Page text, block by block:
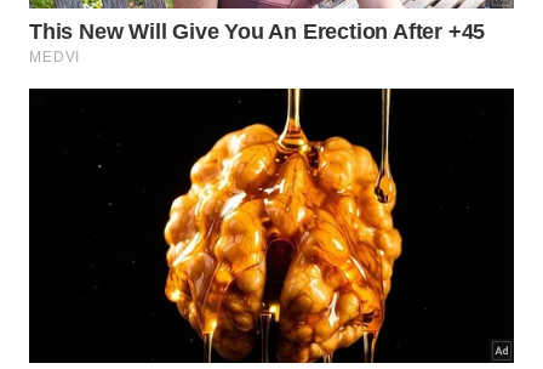
Caraguatatuba aposta em festivais e
atividades ao ar livre
Em Caraguatatuba, o calendário reúne eventos
gastronômicos, culturais e esportivos ao longo de
julho. Aos domingos, moradores e visitantes
poderão participar da Rua da Família, enquanto o
FunFest Copa do Mundo segue até 19 de julho com
programação cultural, música e gastronomia.